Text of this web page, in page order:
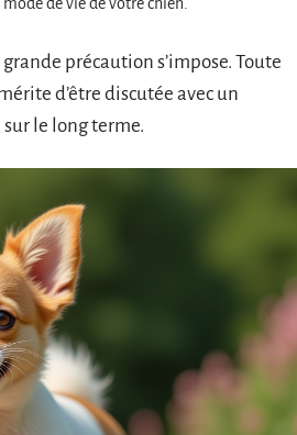
précaution s’impose. Toute
d’être discutée avec un
le long terme.